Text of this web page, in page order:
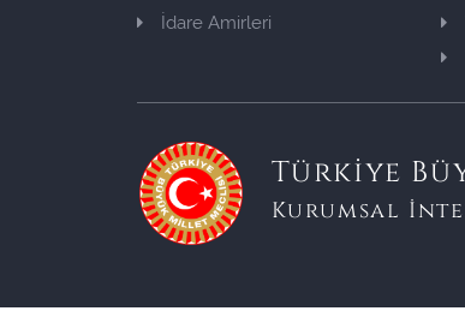
İdare Amirleri
Türkiye
Kurumsal